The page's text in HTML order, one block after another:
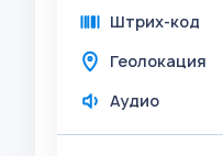
Штрих-код
Геолокация
Аудио